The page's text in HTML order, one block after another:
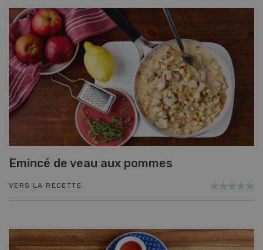
Emincé de veau aux pommes
VERS LA RECETTE